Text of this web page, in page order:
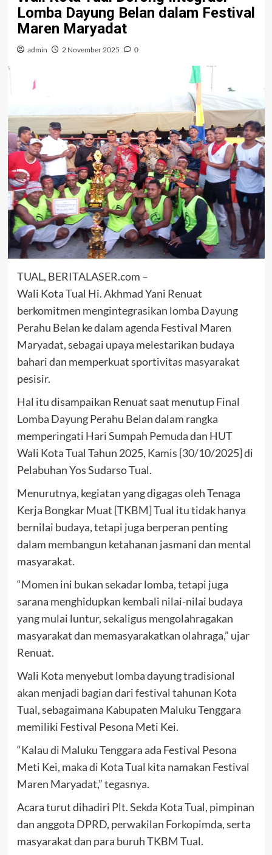
Lomba Dayung Belan dalam Festival
Maren Maryadat
admin 2 November 2025 0
TUAL, BERITALASER.com –
Wali Kota Tual Hi. Akhmad Yani Renuat
berkomitmen mengintegrasikan lomba Dayung
Perahu Belan ke dalam agenda Festival Maren
Maryadat, sebagai upaya melestarikan budaya
bahari dan memperkuat sportivitas masyarakat
pesisir.
Hal itu disampaikan Renuat saat menutup Final
Lomba Dayung Perahu Belan dalam rangka
memperingati Hari Sumpah Pemuda dan HUT
Wali Kota Tual Tahun 2025, Kamis [30/10/2025] di
Pelabuhan Yos Sudarso Tual.
Menurutnya, kegiatan yang digagas oleh Tenaga
Kerja Bongkar Muat [TKBM] Tual itu tidak hanya
bernilai budaya, tetapi juga berperan penting
dalam membangun ketahanan jasmani dan mental
masyarakat.
“Momen ini bukan sekadar lomba, tetapi juga
sarana menghidupkan kembali nilai-nilai budaya
yang mulai luntur, sekaligus mengolahragakan
masyarakat dan memasyarakatkan olahraga,” ujar
Renuat.
Wali Kota menyebut lomba dayung tradisional
akan menjadi bagian dari festival tahunan Kota
Tual, sebagaimana Kabupaten Maluku Tenggara
memiliki Festival Pesona Meti Kei.
“Kalau di Maluku Tenggara ada Festival Pesona
Meti Kei, maka di Kota Tual kita namakan Festival
Maren Maryadat,” tegasnya.
Acara turut dihadiri Plt. Sekda Kota Tual, pimpinan
dan anggota DPRD, perwakilan Forkopimda, serta
masyarakat dan para buruh TKBM Tual.